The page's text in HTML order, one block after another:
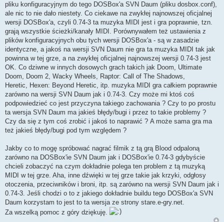
pliku konfiguracyjnym do tego DOSBox'a SVN Daum (pliku dosbox.conf),
ale nic to nie dało niestety. Co ciekawe na zwykłej najnowszej oficjalnej
wersji DOSBox'a, czyli 0.74-3 ta muzyka MIDI jest i gra poprawnie, tzn.
grają wszystkie ścieżki/kanały MIDI. Porównywałem też ustawienia z
plików konfiguracyjnych obu tych wersji DOSBox'a - są w zasadzie
identyczne, a jakoś na wersji SVN Daum nie gra ta muzyka MIDI tak jak
powinna w tej grze, a na zwykłej oficjalnej najnowszej wersji 0.74-3 jest
OK. Co dziwne w innych dosowych grach takich jak Doom, Ultimate
Doom, Doom 2, Wacky Wheels, Raptor: Call of The Shadows,
Heretic, Hexen: Beyond Heretic, itp. muzyka MIDI gra całkiem poprawnie
zarówno na wersji SVN Daum jak i 0.74-3. Czy może mi ktoś coś
podpowiedzieć co jest przyczyna takiego zachowania ? Czy to po prostu
ta wersja SVN Daum ma jakieś błędy/bugi i przez to takie problemy ?
Czy da się z tym coś zrobić i jakoś to naprawić ? A może sama gra ma
też jakieś błędy/bugi pod tym względem ?
Jakby co to mogę spróbować nagrać filmik z tą grą Blood odpaloną
zarówno na DOSBox'ie SVN Daum jak i DOSBox'ie 0.74-3 gdybyście
chcieli zobaczyć na czym dokładnie polega ten problem z tą muzyką
MIDI w tej grze. Aha, inne dźwięki w tej grze takie jak krzyki, odgłosy
otoczenia, przeciwników i broni, itp. są zarówno na wersji SVN Daum jak i
0.74-3. Jeśli chodzi o to z jakiego dokładnie buildu tego DOSBox'a SVN
Daum korzystam to jest to ta wersja ze strony stare.e-gry.net.
Za wszelką pomoc z góry dziękuję.